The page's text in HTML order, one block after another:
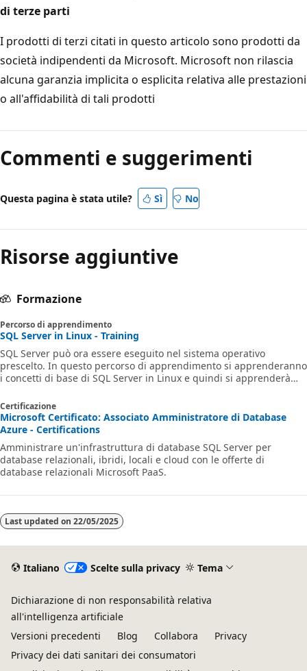
di terze parti
I prodotti di terzi citati in questo articolo sono prodotti da
società indipendenti da Microsoft. Microsoft non rilascia
alcuna garanzia implicita o esplicita relativa alle prestazioni
o all'affidabilità di tali prodotti
Commenti e suggerimenti
Questa pagina è stata utile? Sì No
Risorse aggiuntive
Formazione
Percorso di apprendimento
SQL Server in Linux - Training
SQL Server può ora essere eseguito nel sistema operativo
prescelto. In questo percorso di apprendimento si apprenderanno
i concetti di base di SQL Server in Linux e quindi si apprenderà
SQL Server in Linux. Si apprenderà poi come ottimizzare
automaticamente la distribuzione di SQL Server in Linux.
Certificazione
Microsoft Certificato: Associato Amministratore di Database
Azure - Certifications
Amministrare un'infrastruttura di database SQL Server per
database relazionali, ibridi, locali e cloud con le offerte di
database relazionali Microsoft PaaS.
Last updated on 22/05/2025
Italiano Scelte sulla privacy Tema
Dichiarazione di non responsabilità relativa
all'intelligenza artificiale
Versioni precedenti
Blog Collabora
Privacy
Privacy dei dati sanitari dei consumatori